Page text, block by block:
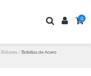
0
Bidones
Botellas de Acero